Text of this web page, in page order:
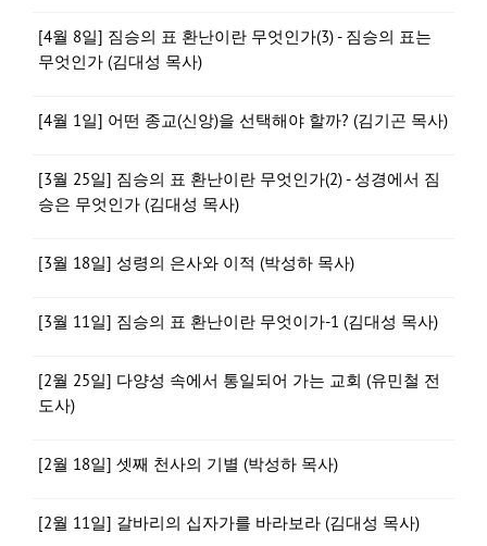
[4월 8일] 짐승의 표 환난이란 무엇인가(3) - 짐승의 표는
무엇인가 (김대성 목사)
[4월 1일] 어떤 종교(신앙)을 선택해야 할까? (김기곤 목사)
[3월 25일] 짐승의 표 환난이란 무엇인가(2) - 성경에서 짐
승은 무엇인가 (김대성 목사)
[3월 18일] 성령의 은사와 이적 (박성하 목사)
[3월 11일] 짐승의 표 환난이란 무엇이가-1 (김대성 목사)
[2월 25일] 다양성 속에서 통일되어 가는 교회 (유민철 전
도사)
[2월 18일] 셋째 천사의 기별 (박성하 목사)
[2월 11일] 갈바리의 십자가를 바라보라 (김대성 목사)